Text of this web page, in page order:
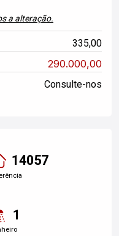
a alteração.
335,00
290.000,00
Consulte-nos
14057
1